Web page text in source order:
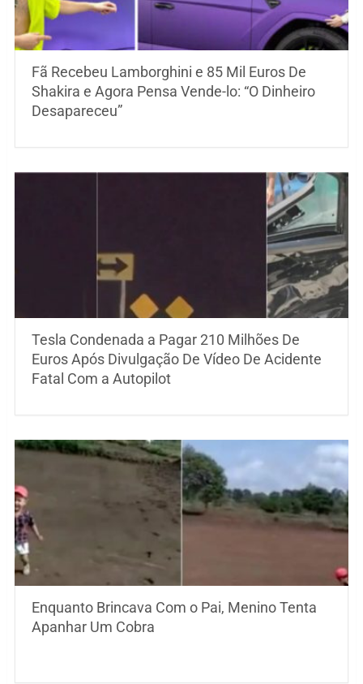
Fã Recebeu Lamborghini e 85 Mil Euros De
Shakira e Agora Pensa Vende-lo: “O Dinheiro
Desapareceu”
Tesla Condenada a Pagar 210 Milhões De
Euros Após Divulgação De Vídeo De Acidente
Fatal Com a Autopilot
Enquanto Brincava Com o Pai, Menino Tenta
Apanhar Um Cobra